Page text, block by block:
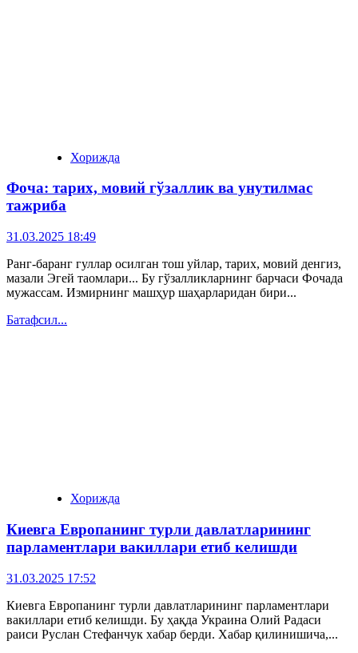
Хорижда
Фоча: тарих, мовий гўзаллик ва унутилмас
тажриба
31.03.2025 18:49
Ранг-баранг гуллар осилган тош уйлар, тарих, мовий денгиз,
мазали Эгей таомлари... Бу гўзалликларнинг барчаси Фочада
мужассам. Измирнинг машҳур шаҳарларидан бири...
Батафсил...
Хорижда
Киевга Европанинг турли давлатларининг
парламентлари вакиллари етиб келишди
31.03.2025 17:52
Киевга Европанинг турли давлатларининг парламентлари
вакиллари етиб келишди. Бу ҳақда Украина Олий Радаси
раиси Руслан Стефанчук хабар берди. Хабар қилинишича,...